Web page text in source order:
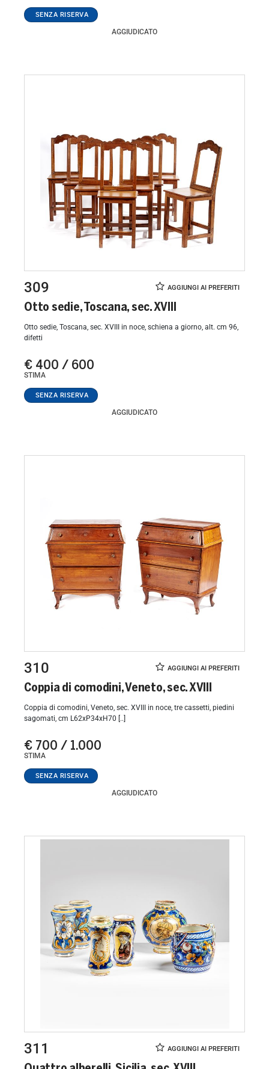
AGGIUDICATO
309
Otto sedie, Toscana, sec. XVIII
Otto sedie, Toscana, sec. XVIII in noce, schiena a giorno, alt. cm 96,
difetti
€ 400 / 600
STIMA
AGGIUDICATO
310
Coppia di comodini, Veneto, sec. XVIII
Coppia di comodini, Veneto, sec. XVIII in noce, tre cassetti, piedini
sagomati, cm L62xP34xH70 [..]
€ 700 / 1.000
STIMA
AGGIUDICATO
311